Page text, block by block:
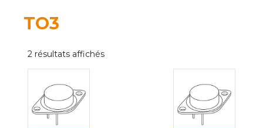
TO3
2 résultats affichés